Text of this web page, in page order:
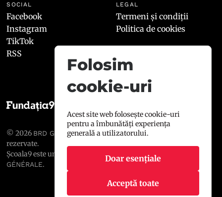
SOCIAL
Facebook
Instagram
TikTok
RSS
LEGAL
Termeni și condiții
Politica de cookies
© 2026 BRD GROUPE SOCIÉTÉ GÉNÉRALE
rezervate.
Școala9 este un proiect susținut de
BRD GROUPE SOCIÉTÉ
GÉNÉRALE.
Folosim
cookie-uri
Acest site web folosește cookie-uri
pentru a îmbunătăți experiența
generală a utilizatorului.
Doar esențiale
Acceptă toate